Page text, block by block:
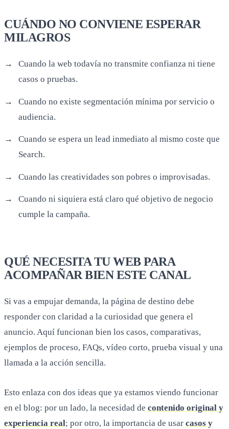
CUÁNDO NO CONVIENE ESPERAR
MILAGROS
Cuando la web todavía no transmite confianza ni tiene
casos o pruebas.
Cuando no existe segmentación mínima por servicio o
audiencia.
Cuando se espera un lead inmediato al mismo coste que
Search.
Cuando las creatividades son pobres o improvisadas.
Cuando ni siquiera está claro qué objetivo de negocio
cumple la campaña.
QUÉ NECESITA TU WEB PARA
ACOMPAÑAR BIEN ESTE CANAL
Si vas a empujar demanda, la página de destino debe
responder con claridad a la curiosidad que genera el
anuncio. Aquí funcionan bien los casos, comparativas,
ejemplos de proceso, FAQs, vídeo corto, prueba visual y una
llamada a la acción sencilla.
Esto enlaza con dos ideas que ya estamos viendo funcionar
en el blog: por un lado, la necesidad de contenido original y
experiencia real; por otro, la importancia de usar casos y